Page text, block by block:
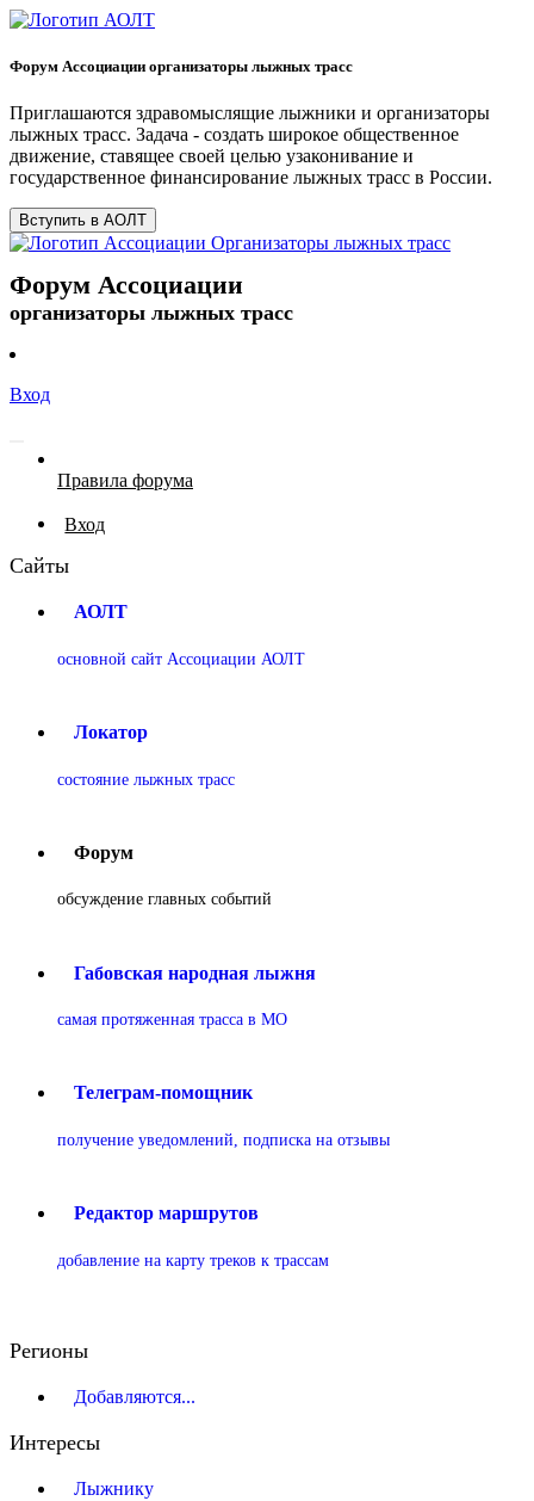
Форум Ассоциации организаторы лыжных трасс
Приглашаются здравомыслящие лыжники и организаторы
лыжных трасс. Задача - создать широкое общественное
движение, ставящее своей целью узаконивание и
государственное финансирование лыжных трасс в России.
Вступить в АОЛТ
Форум Ассоциации
организаторы лыжных трасс
Вход
Правила форума
Вход
Сайты
АОЛТ
основной сайт Ассоциации АОЛТ
Локатор
состояние лыжных трасс
Форум
обсуждение главных событий
Габовская народная лыжня
самая протяженная трасса в МО
Телеграм-помощник
получение уведомлений, подписка на отзывы
Редактор маршрутов
добавление на карту треков к трассам
Регионы
Добавляются...
Интересы
Лыжнику